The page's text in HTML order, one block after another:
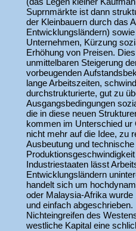
Suprnmärkte ist dann
der Kleinbauern durch das
Entwicklungsländern)
Unternehmen, Kürzung
Erhöhung von Preisen.
unmittelbaren Steigerung
vorbeugenden
lange Arbeitszeiten,
durchstrukturierte, gut zu
Ausgangsbedingungen
die in diese neuen
kommen im Unterschied ur
nicht mehr auf die Idee, zu
Ausbeutung und
Industriestaaten lässt
Entwicklungsländern
handelt sich um
oder Malaysia-Afrika
und einfach
Nichteingreifen des
westliche Kapital eine